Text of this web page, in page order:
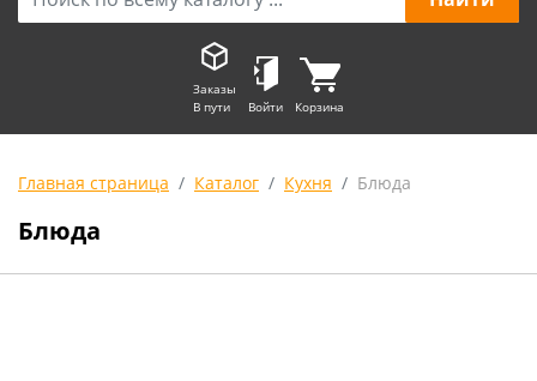
Заказы
В пути
Войти Корзина
Главная страница Каталог Кухня Блюда
Блюда